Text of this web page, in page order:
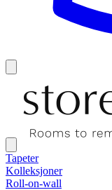
Tapeter
Kolleksjoner
Roll-on-wall